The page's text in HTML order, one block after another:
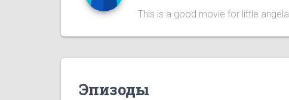
This is a good movie for little angela
Эпизоды